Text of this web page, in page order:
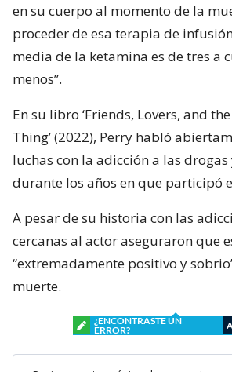
en su cuerpo al momento de la
proceder de esa terapia de
media de la ketamina es de tres a
menos”.
En su libro ‘Friends, Lovers, and
Thing’ (2022), Perry habló
luchas con la adicción a las
durante los años en que participó
A pesar de su historia con las
cercanas al actor aseguraron que
“extremadamente positivo y
muerte.
¿ENCONTRASTE UN
ERROR?